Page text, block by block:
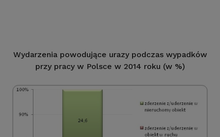
Wydarzenia powodujące urazy podczas wypadków
przy pracy w Polsce w 2014 roku (w %)